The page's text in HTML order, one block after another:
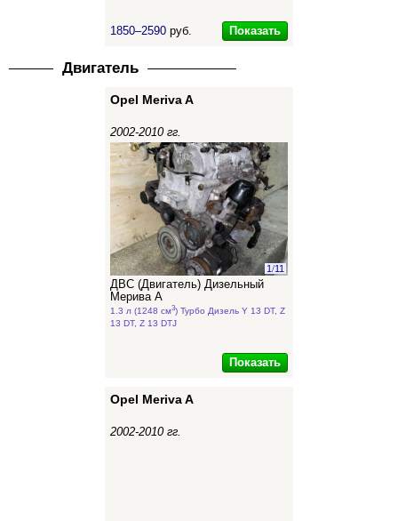
1850–2590 руб. Показать
Двигатель
Opel Meriva A
2002-2010 гг.
1/11
ДВС (Двигатель) Дизельный
Мерива А
1.3 л (1248 см3) Турбо Дизель Y 13 DT, Z
13 DT, Z 13 DTJ
Показать
Opel Meriva A
2002-2010 гг.